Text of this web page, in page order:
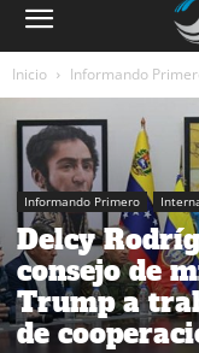
Inicio Informando
Informando Primero
Delcy
consejo de
Trump a
de